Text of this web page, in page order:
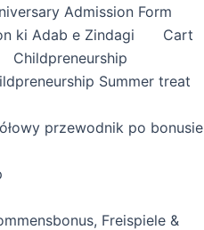
Admission Form
ki Adab e Zindagi Cart
Childpreneurship
Summer treat
przewodnik po bonusie
Freispiele &